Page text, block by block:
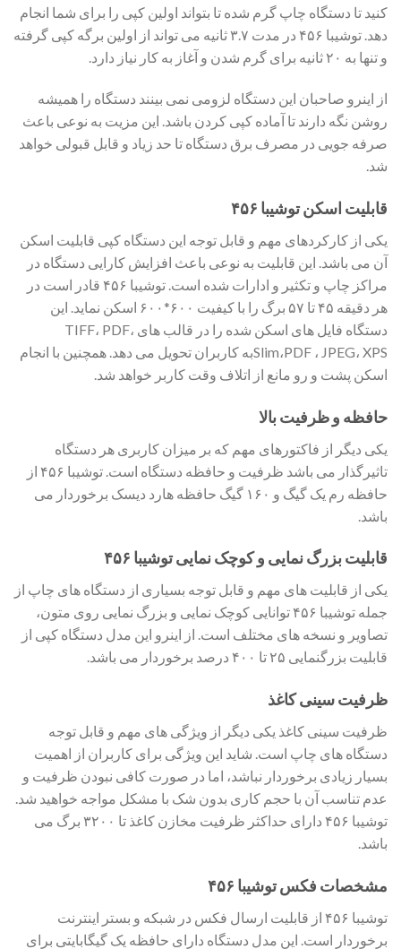
کنید تا دستگاه چاپ گرم شده تا بتواند اولین کپی را برای شما انجام
دهد. توشیبا ۴۵۶ در مدت ۳.۷ ثانیه می تواند از اولین برگه کپی گرفته
و تنها به ۲۰ ثانیه برای گرم شدن و آغاز به کار نیاز دارد.
از اینرو صاحبان این دستگاه لزومی نمی بینند دستگاه را همیشه
روشن نگه دارند تا آماده کپی کردن باشد. این مزیت به نوعی باعث
صرفه جویی در مصرف برق دستگاه تا حد زیاد و قابل قبولی خواهد
شد.
قابلیت اسکن توشیبا ۴۵۶
یکی از کارکردهای مهم و قابل توجه این دستگاه کپی قابلیت اسکن
آن می باشد. این قابلیت به نوعی باعث افزایش کارایی دستگاه در
مراکز چاپ و تکثیر و ادارات شده است. توشیبا ۴۵۶ قادر است در
هر دقیقه ۴۵ تا ۵۷ برگ را با کیفیت ۶۰۰*۶۰۰ اسکن نماید. این
دستگاه فایل های اسکن شده را در قالب های TIFF، PDF،
Slim،PDF ، JPEG، XPSبه کاربران تحویل می دهد. همچنین با انجام
اسکن پشت و رو مانع از اتلاف وقت کاربر خواهد شد.
حافظه و ظرفیت بالا
یکی دیگر از فاکتورهای مهم که بر میزان کاربری هر دستگاه
تاثیرگذار می باشد ظرفیت و حافظه دستگاه است. توشیبا ۴۵۶ از
حافظه رم یک گیگ و ۱۶۰ گیگ حافظه هارد دیسک برخوردار می
باشد.
قابلیت بزرگ نمایی و کوچک نمایی توشیبا ۴۵۶
یکی از قابلیت های مهم و قابل توجه بسیاری از دستگاه های چاپ از
جمله توشیبا ۴۵۶ توانایی کوچک نمایی و بزرگ نمایی روی متون،
تصاویر و نسخه های مختلف است. از اینرو این مدل دستگاه کپی از
قابلیت بزرگنمایی ۲۵ تا ۴۰۰ درصد برخوردار می باشد.
ظرفیت سینی کاغذ
ظرفیت سینی کاغذ یکی دیگر از ویژگی های مهم و قابل توجه
دستگاه های چاپ است. شاید این ویژگی برای کاربران از اهمیت
بسیار زیادی برخوردار نباشد، اما در صورت کافی نبودن ظرفیت و
عدم تناسب آن با حجم کاری بدون شک با مشکل مواجه خواهید شد.
توشیبا ۴۵۶ دارای حداکثر ظرفیت مخازن کاغذ تا ۳۲۰۰ برگ می
باشد.
مشخصات فکس توشیبا ۴۵۶
توشیبا ۴۵۶ از قابلیت ارسال فکس در شبکه و بستر اینترنت
برخوردار است. این مدل دستگاه دارای حافظه یک گیگابایتی برای